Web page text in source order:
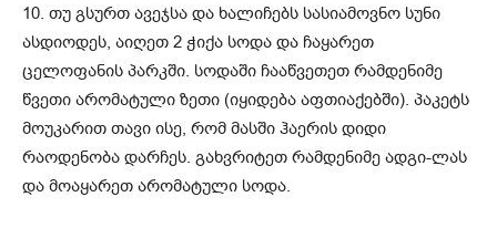
10. თუ გსურთ ავეჯსა და ხალიჩებს სასიამოვნო სუნი
ასდიოდეს, აიღეთ 2 ჭიქა სოდა და ჩაყარეთ
ცელოფანის პარკში. სოდაში ჩააწვეთეთ რამდენიმე
წვეთი არომატული ზეთი (იყიდება აფთიაქებში). პაკეტს
მოუკარით თავი ისე, რომ მასში ჰაერის დიდი
რაოდენობა დარჩეს. გახვრიტეთ რამდენიმე ადგი-ლას
და მოაყარეთ არომატული სოდა.